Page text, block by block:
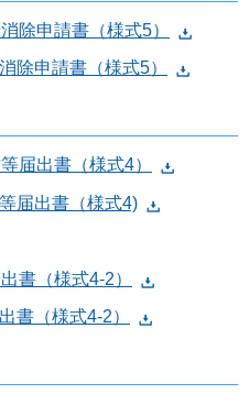
除申請書（様式5）
除申請書（様式5）
届出書（様式4）
届出書（様式4)
書（様式4-2）
書（様式4-2）